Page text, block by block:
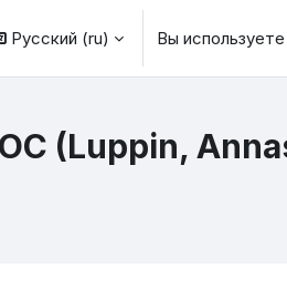
данные поисковой строки
Русский ‎(ru)‎ Вы
(Luppin,